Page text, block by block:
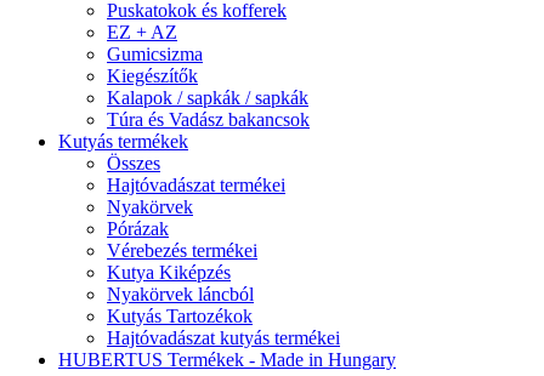
Puskatokok és kofferek
EZ + AZ
Gumicsizma
Kiegészítők
Kalapok / sapkák / sapkák
Túra és Vadász bakancsok
Kutyás termékek
Összes
Hajtóvadászat termékei
Nyakörvek
Pórázak
Vérebezés termékei
Kutya Kiképzés
Nyakörvek láncból
Kutyás Tartozékok
Hajtóvadászat kutyás termékei
HUBERTUS Termékek - Made in Hungary